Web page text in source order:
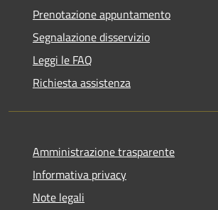
Prenotazione appuntamento
Segnalazione disservizio
Leggi le FAQ
Richiesta assistenza
Amministrazione trasparente
Informativa privacy
Note legali